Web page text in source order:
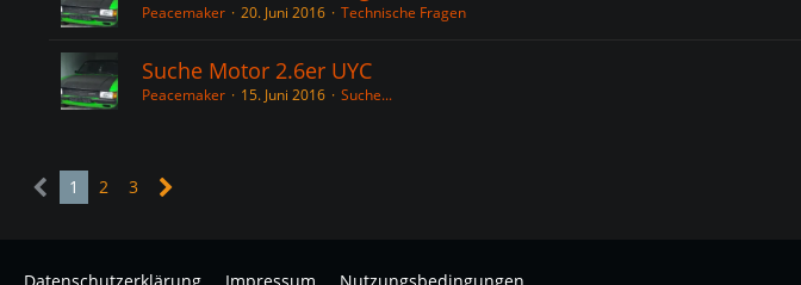
Peacemaker 20. Juni 2016 Technische Fragen
Suche Motor 2.6er UYC
Peacemaker 15. Juni 2016 Suche...
1 2 3